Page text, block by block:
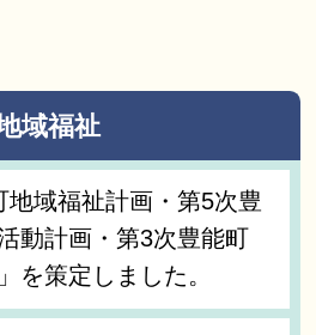
域福祉
地域福祉計画・第5次豊
動計画・第3次豊能町
を策定しました。